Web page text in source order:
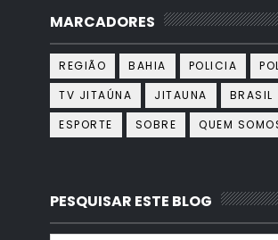
MARCADORES
REGIÃO BAHIA POLICIA
TV JITAÚNA
JITAUNA
BRASIL
ESPORTE
SOBRE QUEM
PESQUISAR ESTE BLOG